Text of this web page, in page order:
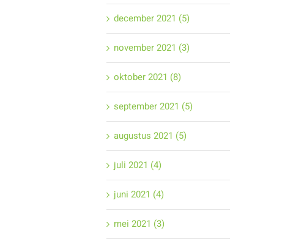
december 2021 (5)
november 2021 (3)
oktober 2021 (8)
september 2021 (5)
augustus 2021 (5)
juli 2021 (4)
juni 2021 (4)
mei 2021 (3)